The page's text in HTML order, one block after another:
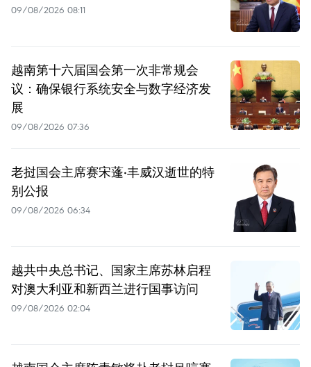
09/08/2026 08:11
越南第十六届国会第一次非常规会
议：确保银行系统安全与数字经济发
展
09/08/2026 07:36
老挝国会主席赛宋蓬·丰威汉逝世的特
别公报
09/08/2026 06:34
越共中央总书记、国家主席苏林启程
对澳大利亚和新西兰进行国事访问
09/08/2026 02:04